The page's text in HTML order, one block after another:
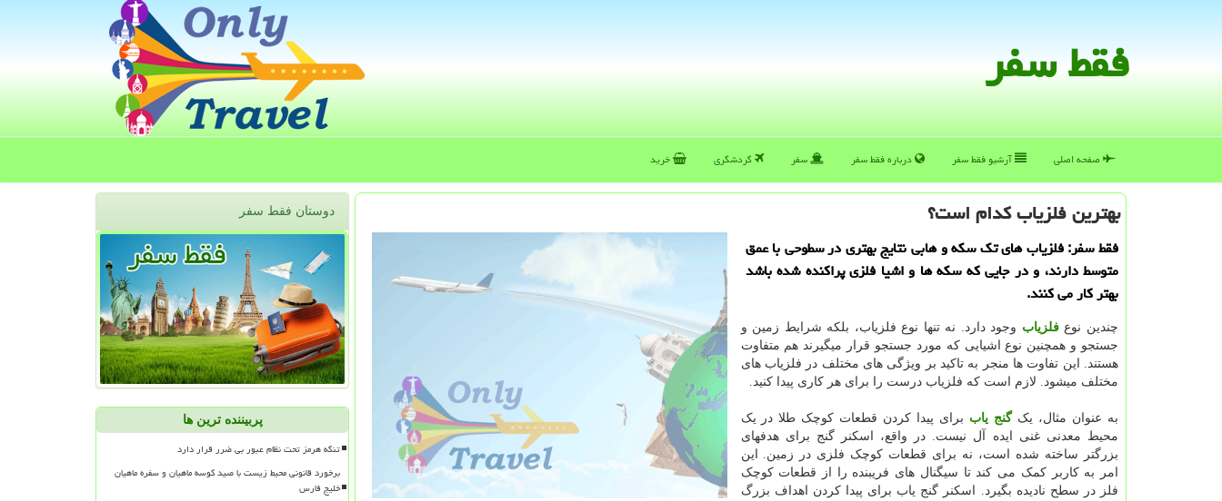
فقط سفر
صفحه اصلی آرشیو فقط سفر درباره فقط سفر سفر گردشگری خرید
بهترین فلزیاب كدام است؟
فقط سفر: فلزیاب های تك سكه و هابی نتایج بهتری در سطوحی با عمق
متوسط دارند، و در جایی كه سكه ها و اشیا فلزی پراكنده شده باشد
بهتر كار می كنند.
چندین نوعفلزیاب وجود دارد. نه تنها نوع فلزیاب، بلکه شرایط زمین و
جستجو و همچنین نوع اشیایی که مورد جستجو قرار میگیرند هم متفاوت
هستند. این تفاوت ها منجر به تاکید بر ویژگی های مختلف در فلزیاب های
مختلف میشود. لازم است که فلزیاب‌ درست را برای هر کاری پیدا کنید.
به عنوان مثال، یکگنج یاب برای پیدا کردن قطعات کوچک طلا در یک
محیط معدنی غنی ایده آل نیست. در واقع، اسکنر گنج برای هدفهای
بزرگتر ساخته شده است، نه برای قطعات کوچک فلزی در زمین. این
امر به کاربر کمک می کند تا سیگنال های فریبنده را از قطعات کوچک
فلز در سطح نادیده بگیرد. اسکنر گنج یاب برای پیدا کردن اهداف بزرگ
دوستان فقط سفر
پربیننده ترین ها
تنگه هرمز تحت نظام عبور بی ضرر قرار دارد
برخورد قانونی محیط زیست با صید کوسه ماهیان و سفره ماهیان
خلیج فارس